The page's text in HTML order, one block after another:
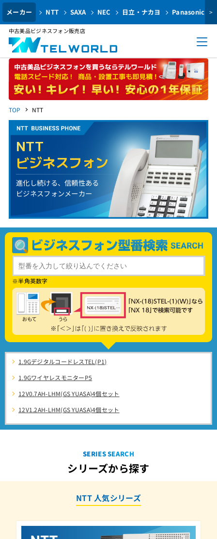
メーカー NTT SAXA NEC 日立・ナカヨ Panasonic >
中古美品ビジネスフォン販売店
TOP NTT
NTT
ビジネスフォン
進化し続ける、信頼性ある
ビジネスフォンメーカー
※半角英数字
1.9GデジタルコードレスTEL(P1)
1.9GワイヤレスモニターP5
12V0.7AH-LHM(GS YUASA)4個セット
12V1.2AH-LHM(GS YUASA)4個セット
12V15AH-LHM(GS YUASA)
2.4GデジタルコードレスTEL(P6)
2.4GデジタルコードレスTEL(P7)
2.4GデジタルコードレスTEL(S2)
2.4GデジタルコードレスTEL(S3)
SERIES SEARCH
シリーズから探す
NTT 人気シリーズ